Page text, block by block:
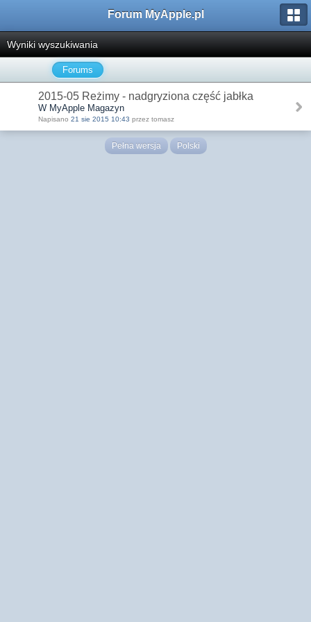
Forum MyApple.pl
Wyniki wyszukiwania
Forums
2015-05 Reżimy - nadgryziona część jabłka
W MyApple Magazyn
Napisano 21 sie 2015 10:43 przez tomasz
Pełna wersja Polski